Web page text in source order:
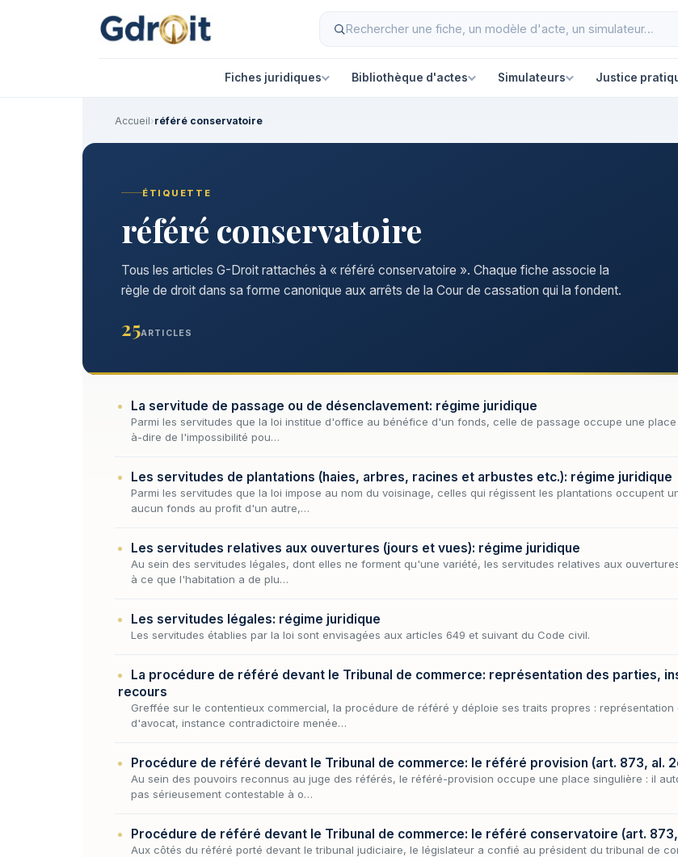
Fiches juridiques Bibliothèque d'actes Simulateurs Justice
Accueil›référé conservatoire
ÉTIQUETTE
référé conservatoire
Tous les articles G-Droit rattachés à « référé conservatoire ». Chaque fiche associe la
règle de droit dans sa forme canonique aux arrêts de la Cour de cassation qui la fondent.
25ARTICLES
La servitude de passage ou de désenclavement: régime juridique
Parmi les servitudes que la loi institue d'office au bénéfice d'un fonds, celle de passage occupe une
à-dire de l'impossibilité pou…
Les servitudes de plantations (haies, arbres, racines et arbustes etc.): régime juridique
Parmi les servitudes que la loi impose au nom du voisinage, celles qui régissent les plantations occupent
aucun fonds au profit d'un autre,…
Les servitudes relatives aux ouvertures (jours et vues): régime juridique
Au sein des servitudes légales, dont elles ne forment qu'une variété, les servitudes relatives aux
à ce que l'habitation a de plu…
Les servitudes légales: régime juridique
Les servitudes établies par la loi sont envisagées aux articles 649 et suivant du Code civil.
La procédure de référé devant le Tribunal de commerce: représentation des parties,
recours
Greffée sur le contentieux commercial, la procédure de référé y déploie ses traits propres :
d'avocat, instance contradictoire menée…
Procédure de référé devant le Tribunal de commerce: le référé provision (art. 873, al.
Au sein des pouvoirs reconnus au juge des référés, le référé-provision occupe une place singulière : il
pas sérieusement contestable à o…
Procédure de référé devant le Tribunal de commerce: le référé conservatoire (art. 873,
Aux côtés du référé porté devant le tribunal judiciaire, le législateur a confié au président du tribunal de